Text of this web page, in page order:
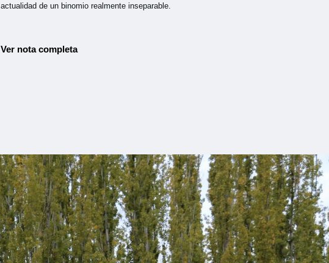
actualidad de un binomio realmente inseparable.
Ver nota completa